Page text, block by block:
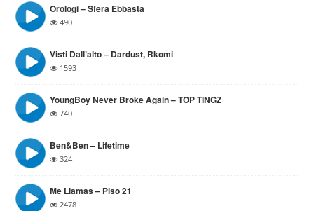
Orologi – Sfera Ebbasta
490
Visti Dall’alto – Dardust, Rkomi
1593
YoungBoy Never Broke Again – TOP TINGZ
740
Ben&Ben – Lifetime
324
Me Llamas – Piso 21
2478